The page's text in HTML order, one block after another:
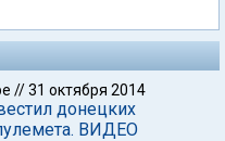
//31 октября 2014
донецких
ВИДЕО